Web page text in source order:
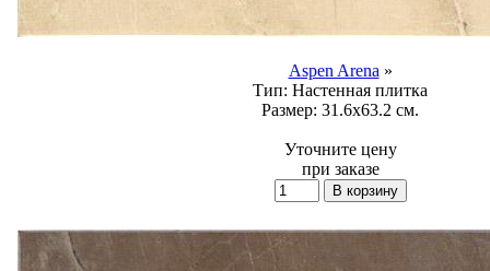
Aspen Arena »
Тип: Настенная плитка
Размер: 31.6x63.2 см.
Уточните цену
при заказе